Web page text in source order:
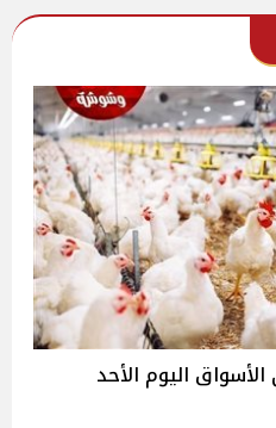
قائمة بأسعار الدواجن في الأسواق‎‎ اليوم الأحد